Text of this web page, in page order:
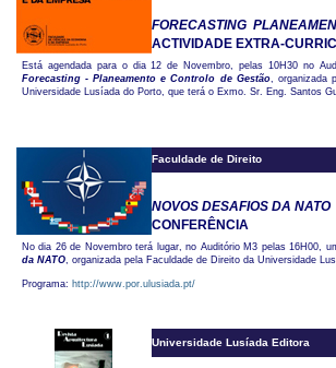
FORECASTING 
ACTIVIDADE EXTRA-
Está agendada para o dia 12 de Novembro, pelas 10H30 no
Forecasting - Planeamento e Controlo de Gestão, organizada
Universidade Lusíada do Porto, que terá o Exmo. Sr. Eng. Santos
Faculdade de Direito
NOVOS DESAFIOS DA NATO
CONFERÊNCIA
No dia 26 de Novembro terá lugar, no Auditório M3 pelas 16H00,
da NATO, organizada pela Faculdade de Direito da Universidade
Programa: http://www.por.ulusiada.pt/
Universidade Lusíada Editora